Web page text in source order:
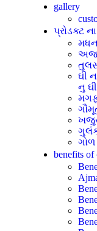
gallery
પ્રોડક્ટ
ઘી
નુ
ખજુર
ગોળ
benefits of